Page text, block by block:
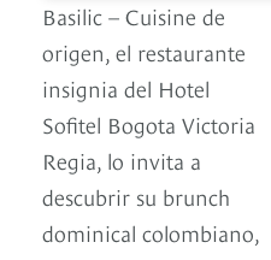
Basilic – Cuisine de
origen, el restaurante
insignia del Hotel
Sofitel Bogota Victoria
Regia, lo invita a
descubrir su brunch
dominical colombiano,